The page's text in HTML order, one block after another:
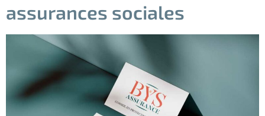
assurances sociales